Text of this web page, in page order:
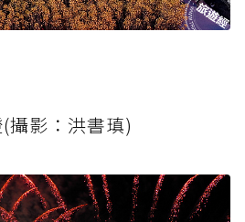
攝影：洪書瑱)